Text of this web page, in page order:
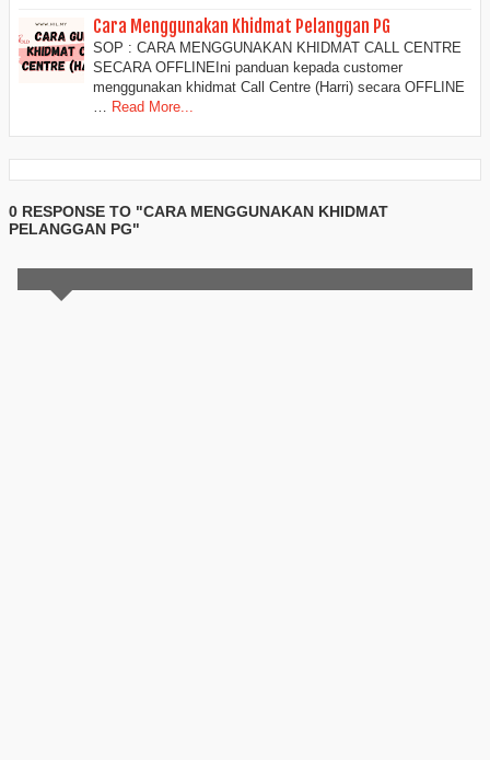
Cara Menggunakan Khidmat Pelanggan PG
SOP : CARA MENGGUNAKAN KHIDMAT CALL CENTRE
SECARA OFFLINEIni panduan kepada customer
menggunakan khidmat Call Centre (Harri) secara OFFLINE
… Read More...
0 RESPONSE TO "CARA MENGGUNAKAN KHIDMAT
PELANGGAN PG"